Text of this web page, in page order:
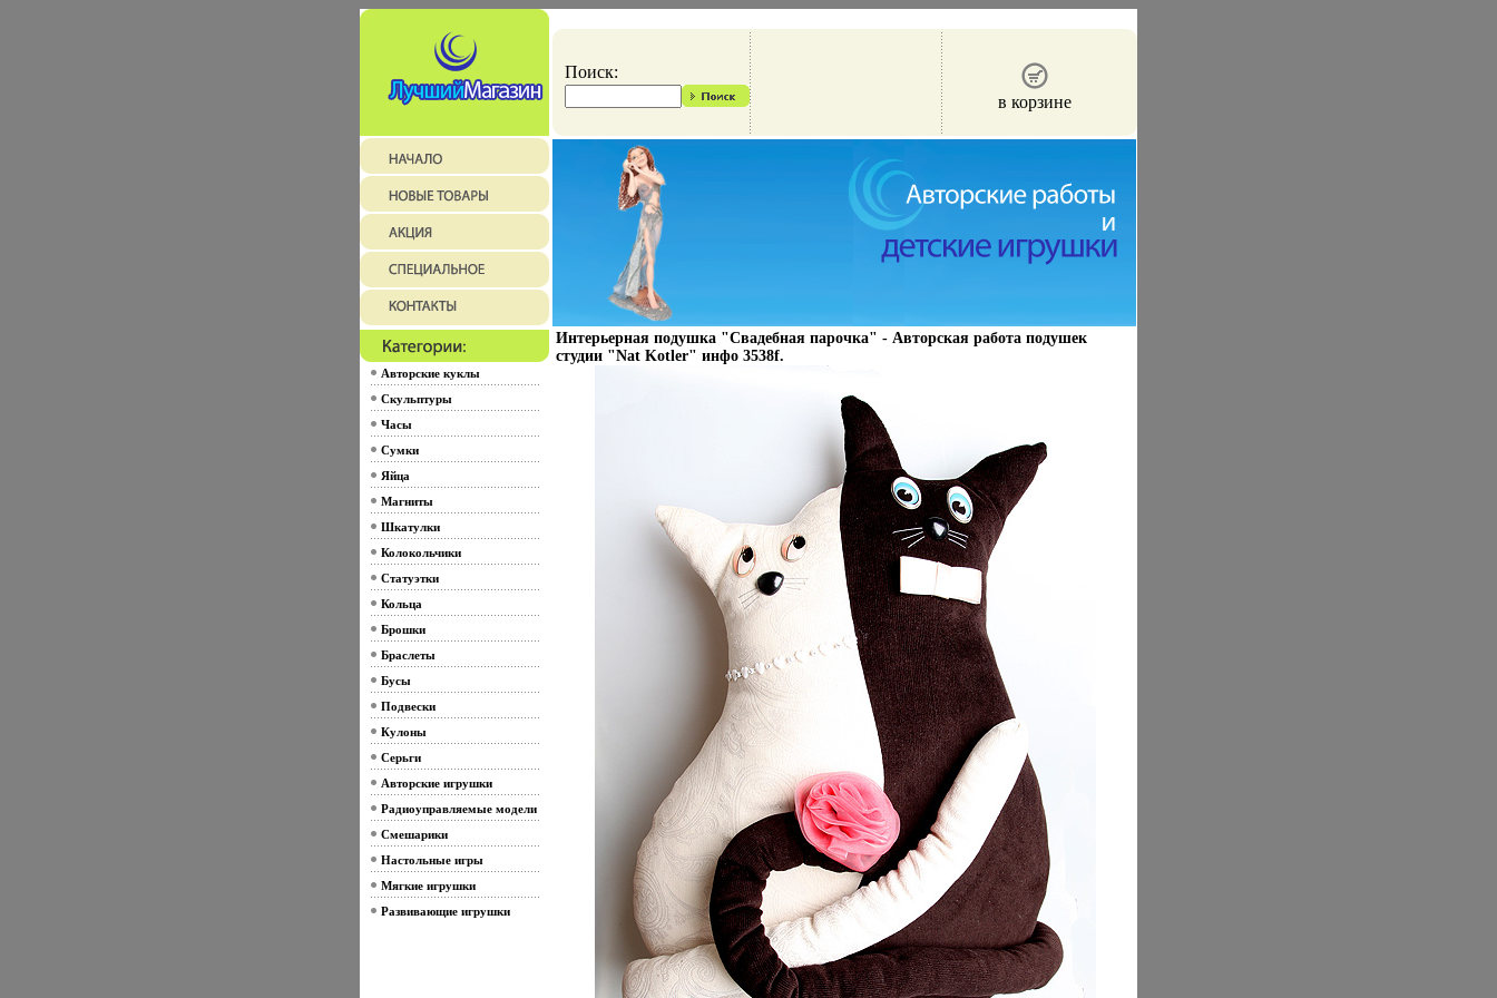
Поиск:
в корзине
Авторские куклы
Скульптуры
Часы
Сумки
Яйца
Магниты
Шкатулки
Колокольчики
Статуэтки
Кольца
Брошки
Браслеты
Бусы
Подвески
Кулоны
Серьги
Авторские игрушки
Радиоуправляемые модели
Смешарики
Настольные игры
Мягкие игрушки
Развивающие игрушки
Интерьерная подушка "Свадебная парочка" - Авторская работа подушек
студии "Nat Kotler" инфо 3538f.